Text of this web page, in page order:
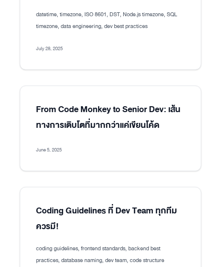
datetime, timezone, ISO 8601, DST, Node.js timezone, SQL
timezone, data engineering, dev best practices
July 28, 2025
From Code Monkey to Senior Dev: เส้น
ทางการเติบโตที่มากกว่าแค่เขียนโค้ด
June 5, 2025
Coding Guidelines ที่ Dev Team ทุกทีม
ควรมี!
coding guidelines, frontend standards, backend best
practices, database naming, dev team, code structure